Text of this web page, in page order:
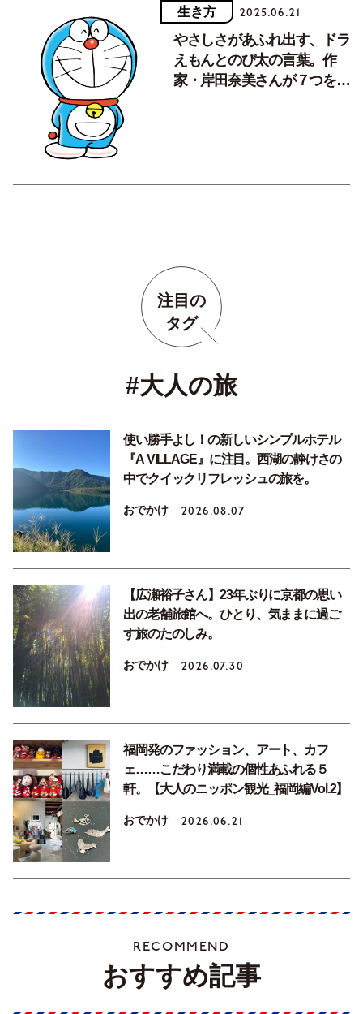
生き方 2025.06.21
やさしさがあふれ出す、ドラ
えもんとのび太の言葉。作
家・岸田奈美さんが７つをセ
注目の
タグ
#大人の旅
使い勝手よし！の新しいシンプルホテル
『A VILLAGE』に注目。西湖の静けさの
中でクイックリフレッシュの旅を。
おでかけ 2026.08.07
【広瀬裕子さん】23年ぶりに京都の思い
出の老舗旅館へ。ひとり、気ままに過ご
す旅のたのしみ。
おでかけ 2026.07.30
福岡発のファッション、アート、カフ
ェ……こだわり満載の個性あふれる５
軒。【大人のニッポン観光_福岡編Vol.2】
おでかけ 2026.06.21
RECOMMEND
おすすめ記事